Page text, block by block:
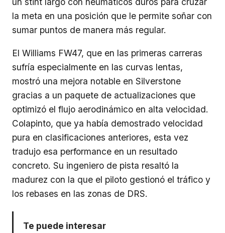
la meta en una posición que le permite soñar con
sumar puntos de manera más regular.
El Williams FW47, que en las primeras carreras
sufría especialmente en las curvas lentas,
mostró una mejora notable en Silverstone
gracias a un paquete de actualizaciones que
optimizó el flujo aerodinámico en alta velocidad.
Colapinto, que ya había demostrado velocidad
pura en clasificaciones anteriores, esta vez
tradujo esa performance en un resultado
concreto. Su ingeniero de pista resaltó la
madurez con la que el piloto gestionó el tráfico y
los rebases en las zonas de DRS.
Te puede interesar